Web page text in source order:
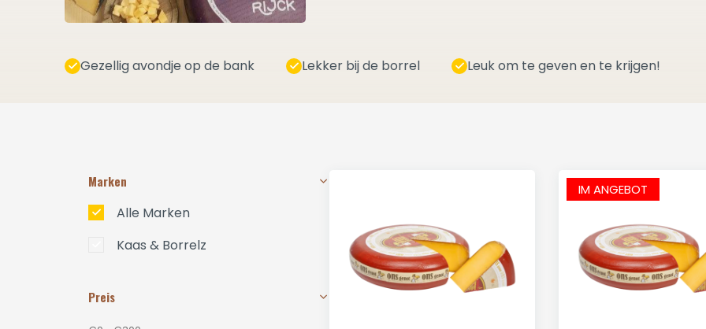
Gezellig avondje op de bank Lekker bij de borrel Leuk om te geven en te krijgen!
IM ANGEBOT
Marken
Alle Marken
Kaas & Borrelz
Preis